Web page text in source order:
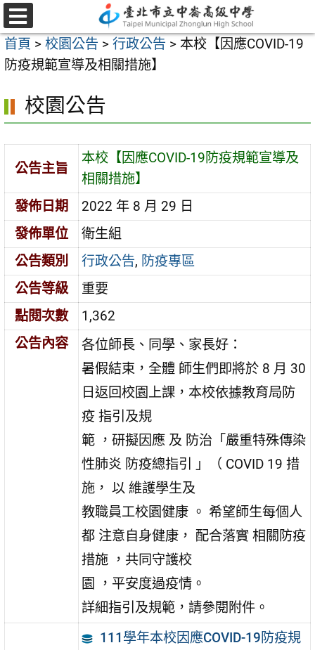
跳
至
主
要
容
選
單
首頁 > 校園公告 > 行政公告 > 本校【因應COVID-19
防疫規範宣導及相關措施】
校園公告
公告主旨
本校【因應COVID-19防疫規範宣導及
相關措施】
發佈日期
2022 年 8 月 29 日
發佈單位
衛生組
公告類別
行政公告, 防疫專區
公告等級
重要
點閱次數
1,362
公告內容
各位師長、同學、家長好：
暑假結束，全體 師生們即將於 8 月 30
日返回校園上課，本校依據教育局防
疫 指引及規
範 ，研擬因應 及 防治「嚴重特殊傳染
性肺炎 防疫總指引 」（ COVID 19 措
施， 以 維護學生及
教職員工校園健康 。 希望師生每個人
都 注意自身健康， 配合落實 相關防疫
措施 ，共同守護校
園 ，平安度過疫情。
詳細指引及規範，請參閱附件。
111學年本校因應COVID-19防疫規